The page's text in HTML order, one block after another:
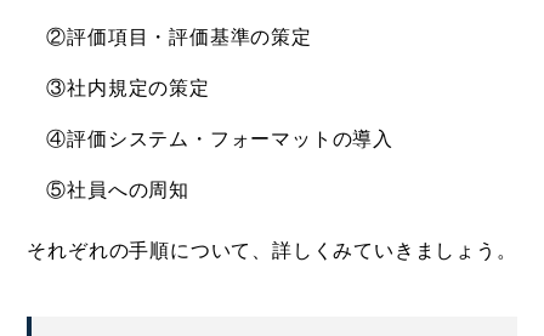
②評価項目・評価基準の策定
③社内規定の策定
④評価システム・フォーマットの導入
⑤社員への周知
それぞれの手順について、詳しくみていきましょう。